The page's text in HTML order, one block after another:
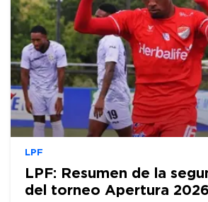
LPF
LPF: Resumen de la
del torneo Apertura 2026